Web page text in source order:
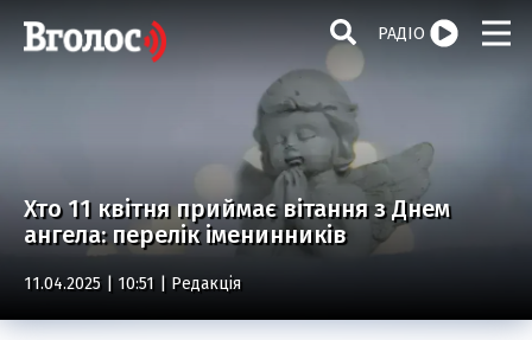
РАДІО
Хто 11 квітня приймає вітання з Днем
ангела: перелік іменинників
11.04.2025 | 10:51 | Редакція